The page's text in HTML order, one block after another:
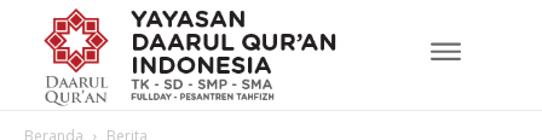
Beranda Berita